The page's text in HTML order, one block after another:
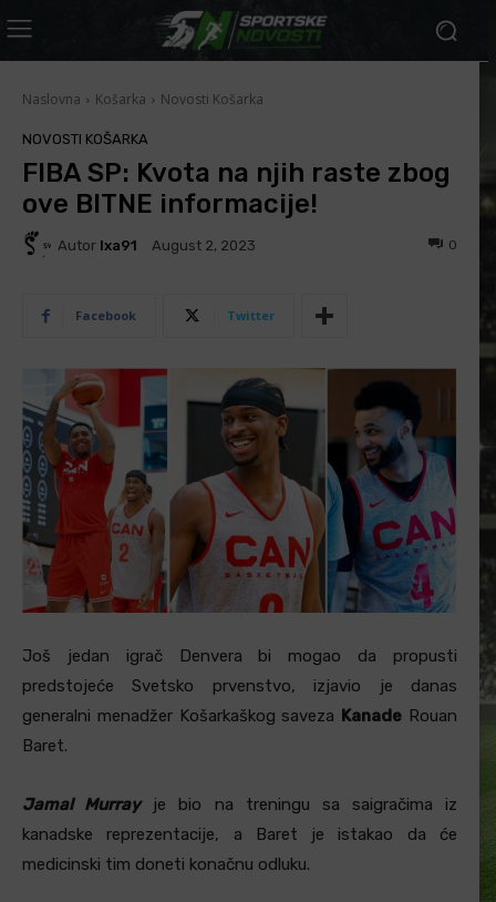
Naslovna Košarka Novosti Košarka
NOVOSTI KOŠARKA
FIBA SP: Kvota na njih raste zbog
ove BITNE informacije!
Autor Ixa91 August 2, 2023 0
Facebook Twitter
Još jedan igrač Denvera bi mogao da propusti
predstojeće Svetsko prvenstvo, izjavio je danas
generalni menadžer Košarkaškog saveza Kanade Rouan
Baret.
Jamal Murrayje bio na treningu sa saigračima iz
kanadske reprezentacije, a Baret je istakao da će
medicinski tim doneti konačnu odluku.